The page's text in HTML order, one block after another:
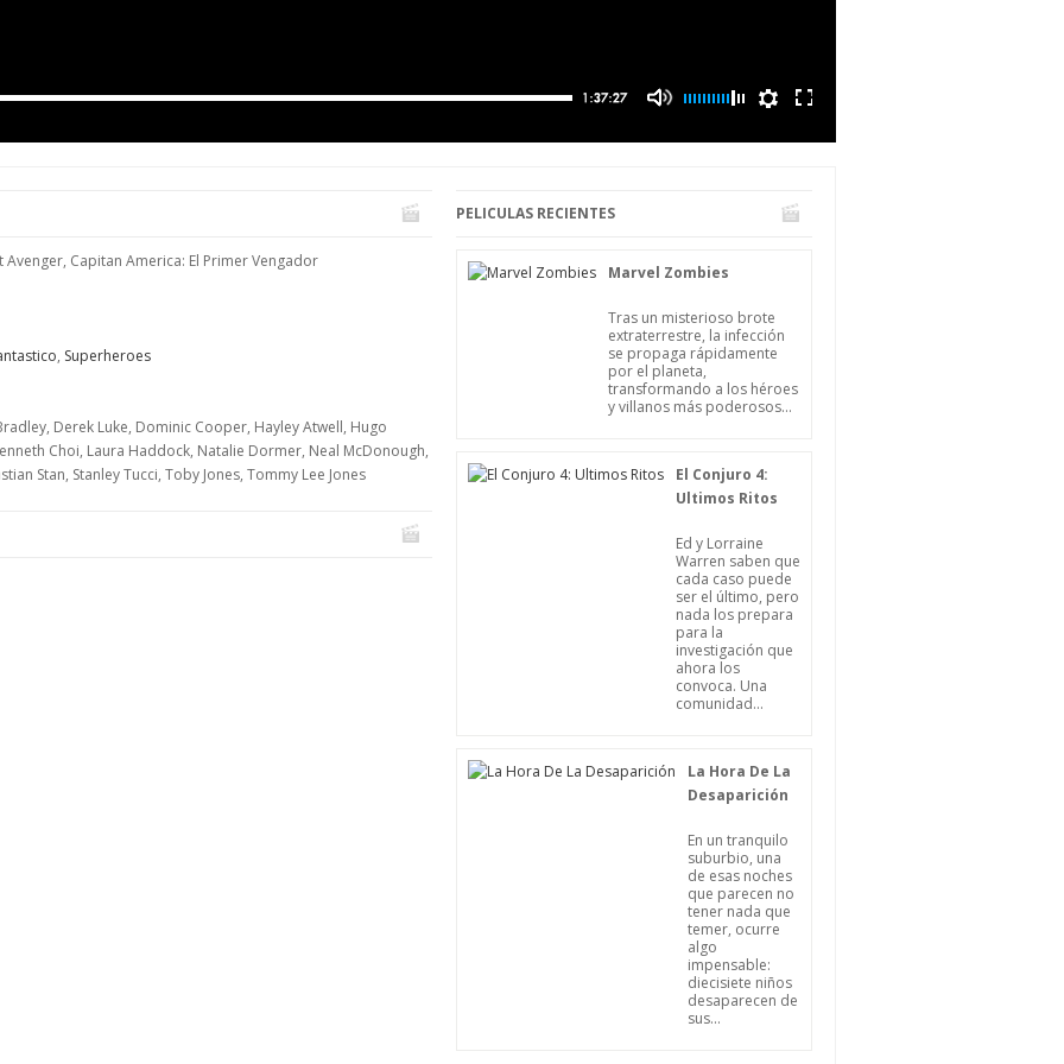
Avenger, Capitan America: El Primer Vengador
, Superheroes
Derek Luke, Dominic Cooper, Hayley Atwell, Hugo
Choi, Laura Haddock, Natalie Dormer, Neal McDonough,
Stan, Stanley Tucci, Toby Jones, Tommy Lee Jones
PELICULAS RECIENTES
Marvel Zombies
Tras un misterioso brote
extraterrestre, la infección
se propaga rápidamente
por el planeta,
transformando a los héroes
y villanos más poderosos...
El Conjuro 4:
Ultimos Ritos
Ed y Lorraine
Warren saben que
cada caso puede
ser el último, pero
nada los prepara
para la
investigación que
ahora los
convoca. Una
comunidad...
La Hora De La
Desaparición
En un tranquilo
suburbio, una
de esas noches
que parecen no
tener nada que
temer, ocurre
algo
impensable:
diecisiete niños
desaparecen de
sus...